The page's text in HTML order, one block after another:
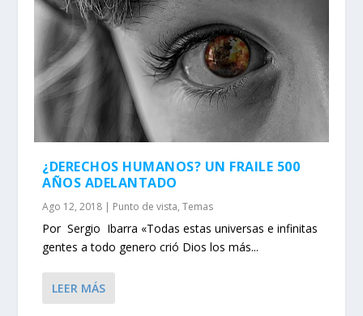
¿DERECHOS HUMANOS? UN FRAILE 500
AÑOS ADELANTADO
Ago 12, 2018 | Punto de vista,Temas
Por Sergio Ibarra «Todas estas universas e infinitas
gentes a todo genero crió Dios los más...
LEER MÁS